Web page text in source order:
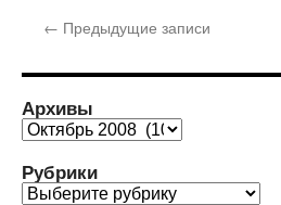
← Предыдущие записи
Архивы
Архивы
Рубрики
Рубрики